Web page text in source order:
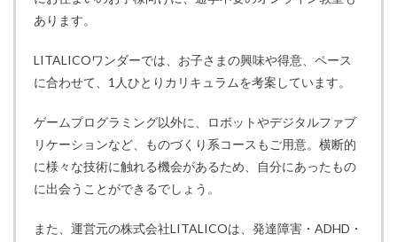
あります。
LITALICOワンダーでは、お子さまの興味や得意、ペース
に合わせて、1人ひとりカリキュラムを考案しています。
ゲームプログラミング以外に、ロボットやデジタルファブ
リケーションなど、ものづくり系コースもご用意。横断的
に様々な技術に触れる機会があるため、自分にあったもの
に出会うことができるでしょう。
また、運営元の株式会社LITALICOは、発達障害・ADHD・